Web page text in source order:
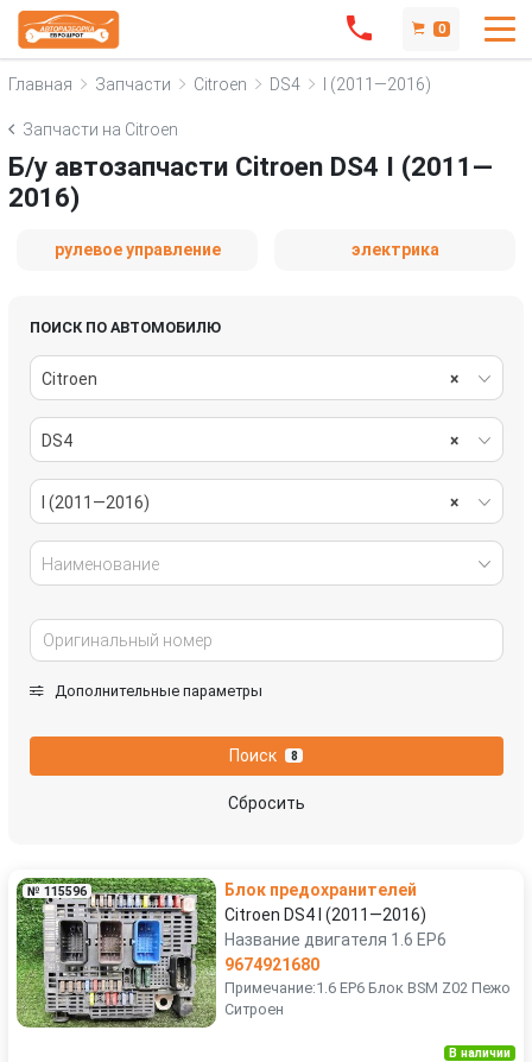
0
Главная Запчасти Citroen DS4 I (2011—2016)
Запчасти на Citroen
Б/у автозапчасти Citroen DS4 I (2011—
2016)
рулевое управление электрика
ПОИСК ПО АВТОМОБИЛЮ
×
Citroen
×
DS4
×
I (2011—2016)
Наименование
Дополнительные параметры
Поиск 8
Сбросить
№ 115596
Блок предохранителей
Citroen DS4 I (2011—2016)
Название двигателя 1.6 EP6
9674921680
Примечание:1.6 EP6 Блок BSM Z02 Пежо
Ситроен
В наличии